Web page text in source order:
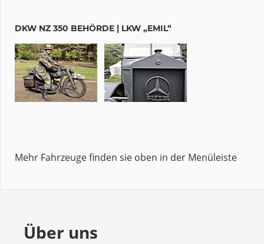
DKW NZ 350 BEHÖRDE | LKW „EMIL“
Mehr Fahrzeuge finden sie oben in der Menüleiste
Über uns